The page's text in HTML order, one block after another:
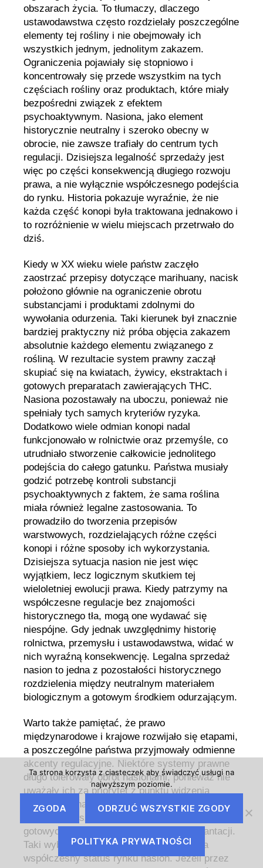
obszarach życia. To tłumaczy, dlaczego
ustawodawstwa często rozdzielały poszczególne
elementy tej rośliny i nie obejmowały ich
wszystkich jednym, jednolitym zakazem.
Ograniczenia pojawiały się stopniowo i
koncentrowały się przede wszystkim na tych
częściach rośliny oraz produktach, które miały
bezpośredni związek z efektem
psychoaktywnym. Nasiona, jako element
historycznie neutralny i szeroko obecny w
obrocie, nie zawsze trafiały do centrum tych
regulacji. Dzisiejsza legalność sprzedaży jest
więc po części konsekwencją długiego rozwoju
prawa, a nie wyłącznie współczesnego podejścia
do rynku. Historia pokazuje wyraźnie, że nie
każda część konopi była traktowana jednakowo i
to rozróżnienie w wielu miejscach przetrwało do
dziś.
Kiedy w XX wieku wiele państw zaczęło
zaostrzać przepisy dotyczące marihuany, nacisk
położono głównie na ograniczenie obrotu
substancjami i produktami zdolnymi do
wywołania odurzenia. Taki kierunek był znacznie
bardziej praktyczny niż próba objęcia zakazem
absolutnie każdego elementu związanego z
rośliną. W rezultacie system prawny zaczął
skupiać się na kwiatach, żywicy, ekstraktach i
gotowych preparatach zawierających THC.
Nasiona pozostawały na uboczu, ponieważ nie
spełniały tych samych kryteriów ryzyka.
Dodatkowo wiele odmian konopi nadal
funkcjonowało w rolnictwie oraz przemyśle, co
utrudniało stworzenie całkowicie jednolitego
podejścia do całego gatunku. Państwa musiały
godzić potrzebę kontroli substancji
psychoaktywnych z faktem, że sama roślina
miała również legalne zastosowania. To
prowadziło do tworzenia przepisów
warstwowych, rozdzielających różne części
konopi i różne sposoby ich wykorzystania.
Dzisiejsza sytuacja nasion nie jest więc
wyjątkiem, lecz logicznym skutkiem tej
wieloletniej ewolucji prawa. Kiedy patrzymy na
współczesne regulacje bez znajomości
historycznego tła, mogą one wydawać się
niespójne. Gdy jednak uwzględnimy historię
rolnictwa, przemysłu i ustawodawstwa, widać w
nich wyraźną konsekwencję. Legalna sprzedaż
nasion to jedna z pozostałości historycznego
rozdzielenia między neutralnym materiałem
biologicznym a gotowym środkiem odurzającym.
Warto także pamiętać, że prawo
międzynarodowe i krajowe rozwijało się etapami,
a poszczególne państwa przyjmowały odmienne
akcenty regulacyjne. Niektóre systemy prawne
długo tolerowały obrót nasionami, ponieważ nie
uważały ich za priorytet z punktu widzenia
polityki antynarkotykowej. Inne koncentrowały
się przede wszystkim na zwalczaniu dystrybucji
gotowych produktów oraz nielegalnych plantacji.
Taki wybór priorytetów również wpłynął na
współczesny status rynku nasion. Jeżeli przez
Ta strona korzysta z ciasteczek aby świadczyć usługi na
najwyższym poziomie.
ZGODA ODRZUĆ WSZYSTKIE ZGODY
POLITYKA PRYWATNOŚCI